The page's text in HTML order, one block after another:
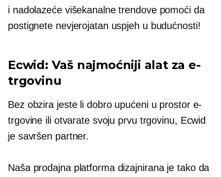
i nadolazeće višekanalne trendove pomoći da
postignete nevjerojatan uspjeh u budućnosti!
Ecwid: Vaš najmoćniji alat za e-
trgovinu
Bez obzira jeste li dobro upućeni u prostor e-
trgovine ili otvarate svoju prvu trgovinu, Ecwid
je savršen partner.
Naša prodajna platforma dizajnirana je tako da